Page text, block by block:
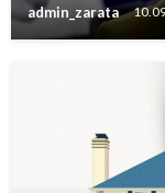
admin_zarata